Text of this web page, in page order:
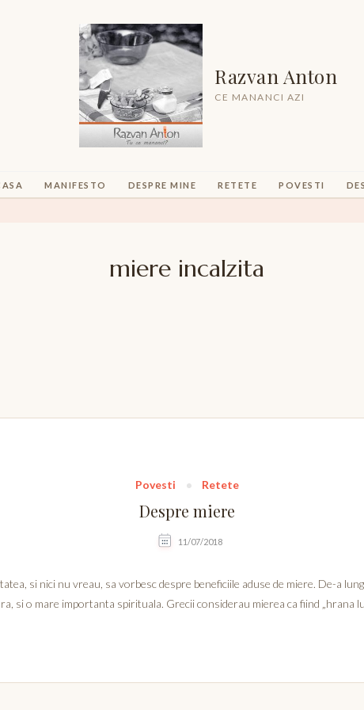
Razvan Anton
CE MANANCI AZI
MANIFESTO DESPRE MINE RETETE POVESTI
miere incalzita
Povesti Retete
Despre miere
11/07/2018
si nici nu vreau, sa vorbesc despre beneficiile aduse de miere. De-a
si o mare importanta spirituala. Grecii considerau mierea ca fiind „hrana